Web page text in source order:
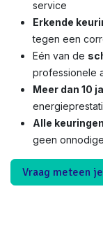
service
Erkende
tegen een
Eén van de
professionele
Meer dan 10
Alle
geen
Vraag meteen